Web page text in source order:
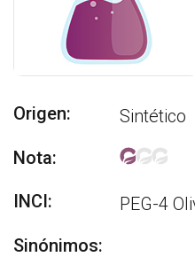
Origen:
Sintético
Nota:
INCI:
PEG-4
Sinónimos: